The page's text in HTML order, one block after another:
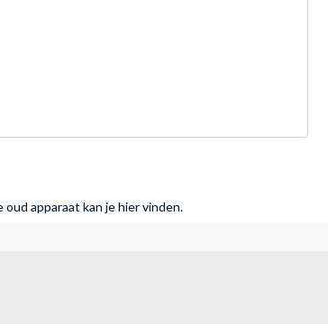
apparaat kan je hier vinden.